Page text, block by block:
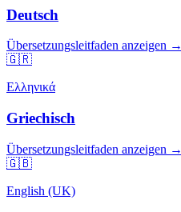
Deutsch
Übersetzungsleitfaden anzeigen →
🇬🇷
Ελληνικά
Griechisch
Übersetzungsleitfaden anzeigen →
🇬🇧
English (UK)